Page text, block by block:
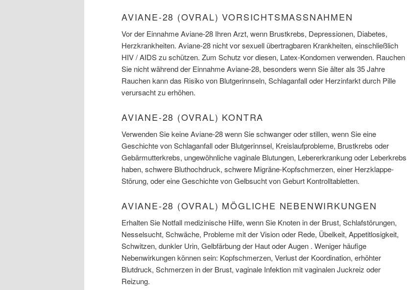
AVIANE-28 (OVRAL) VORSICHTSMASSNAHMEN
Vor der Einnahme Aviane-28 Ihren Arzt, wenn Brustkrebs, Depressionen, Diabetes,
Herzkrankheiten. Aviane-28 nicht vor sexuell übertragbaren Krankheiten, einschließlich
HIV / AIDS zu schützen. Zum Schutz vor diesen, Latex-Kondomen verwenden. Rauchen
Sie nicht während der Einnahme Aviane-28, besonders wenn Sie älter als 35 Jahre
Rauchen kann das Risiko von Blutgerinnseln, Schlaganfall oder Herzinfarkt durch Pille
verursacht zu erhöhen.
AVIANE-28 (OVRAL) KONTRA
Verwenden Sie keine Aviane-28 wenn Sie schwanger oder stillen, wenn Sie eine
Geschichte von Schlaganfall oder Blutgerinnsel, Kreislaufprobleme, Brustkrebs oder
Gebärmutterkrebs, ungewöhnliche vaginale Blutungen, Lebererkrankung oder Leberkrebs
haben, schwere Bluthochdruck, schwere Migräne-Kopfschmerzen, einer Herzklappe-
Störung, oder eine Geschichte von Gelbsucht von Geburt Kontrolltabletten.
AVIANE-28 (OVRAL) MÖGLICHE NEBENWIRKUNGEN
Erhalten Sie Notfall medizinische Hilfe, wenn Sie Knoten in der Brust, Schlafstörungen,
Nesselsucht, Schwäche, Probleme mit der Vision oder Rede, Übelkeit, Appetitlosigkeit,
Schwitzen, dunkler Urin, Gelbfärbung der Haut oder Augen . Weniger häufige
Nebenwirkungen können sein: Kopfschmerzen, Verlust der Koordination, erhöhter
Blutdruck, Schmerzen in der Brust, vaginale Infektion mit vaginalen Juckreiz oder
Reizung.